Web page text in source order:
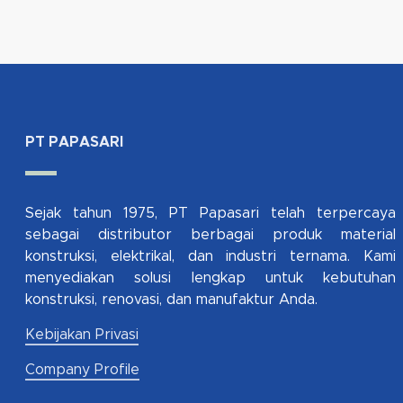
PT PAPASARI
Sejak tahun 1975, PT Papasari telah terpercaya
sebagai distributor berbagai produk material
konstruksi, elektrikal, dan industri ternama. Kami
menyediakan solusi lengkap untuk kebutuhan
konstruksi, renovasi, dan manufaktur Anda.
Kebijakan Privasi
Company Profile